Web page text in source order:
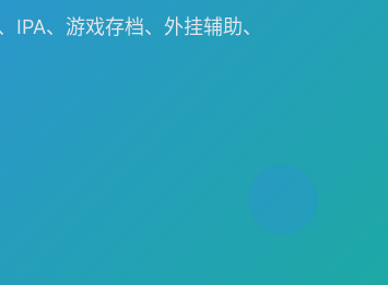
、游戏存档、外挂辅助、